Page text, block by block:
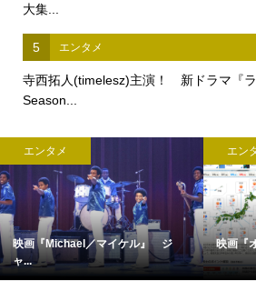
大集...
5 エンタメ
寺西拓人(timelesz)主演！ 新ドラマ『
Season...
クストリートの異変』×... 完全撮り下ろし「